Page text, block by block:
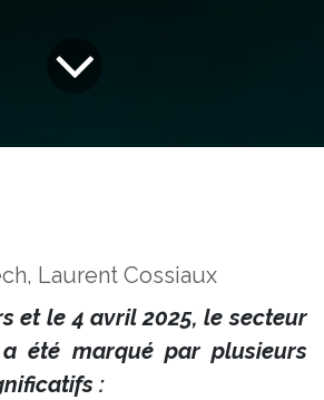
Laurent Cossiaux
et le 4 avril 2025, le secteur
été marqué par plusieurs
:​